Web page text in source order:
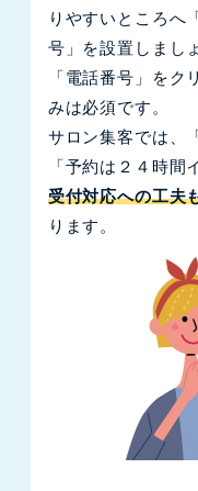
りやすいところへ
号」を設置しまし
「電話番号」をク
みは必須です。
サロン集客では、
「予約は２４時間
受付対応への工夫
ります。